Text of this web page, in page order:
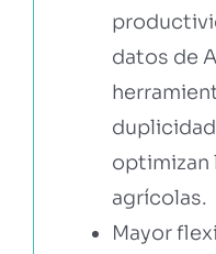
datos de
optimizan
agrícolas.
Mayor